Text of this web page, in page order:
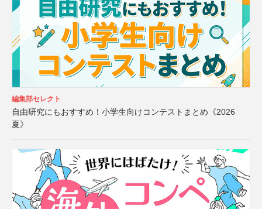
編集部セレクト
自由研究にもおすすめ！小学生向けコンテストまとめ《2026
夏》